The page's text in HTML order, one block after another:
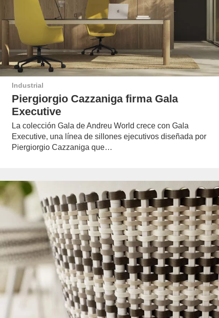
Industrial
Piergiorgio Cazzaniga firma Gala
Executive
La colección Gala de Andreu World crece con Gala
Executive, una línea de sillones ejecutivos diseñada por
Piergiorgio Cazzaniga que…